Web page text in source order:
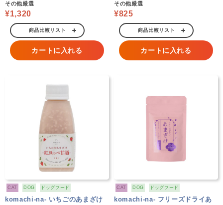
その他厳選
¥1,320
商品比較リスト
カートに入れる
その他厳選
¥825
商品比較リスト
カートに入れる
CAT DOG ドッグフード
komachi-na- いちごのあまざけ
CAT DOG ドッグフード
komachi-na- フリーズドライあ